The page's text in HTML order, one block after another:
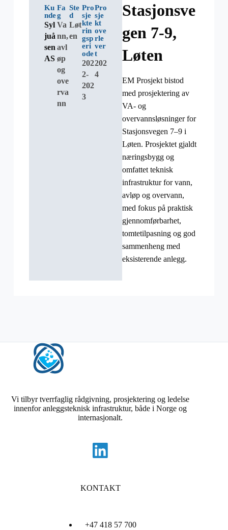
Ku
nde
Syl
juå
sen
AS
Fa
g
Va
nn,
avl
øp
og
ove
rva
nn
Ste
d
Løt
en
Pro
sje
kte
rin
gsp
eri
ode
202
2-
202
3
Pro
sje
kt
ove
rle
ver
t
202
4
Stasjonsve
gen 7-9,
Løten
EM Prosjekt bistod
med prosjektering av
VA- og
overvannsløsninger for
Stasjonsvegen 7–9 i
Løten. Prosjektet gjaldt
næringsbygg og
omfattet teknisk
infrastruktur for vann,
avløp og overvann,
med fokus på praktisk
gjennomførbarhet,
tomtetilpasning og god
sammenheng med
eksisterende anlegg.
Vi tilbyr tverrfaglig rådgivning, prosjektering og ledelse
innenfor anleggsteknisk infrastruktur, både i Norge og
internasjonalt.
KONTAKT
+47 418 57 700